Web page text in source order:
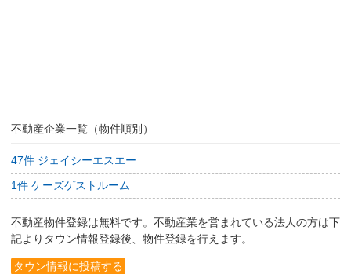
不動産企業一覧（物件順別）
47件 ジェイシーエスエー
1件 ケーズゲストルーム
不動産物件登録は無料です。不動産業を営まれている法人の方は下
記よりタウン情報登録後、物件登録を行えます。
タウン情報に投稿する